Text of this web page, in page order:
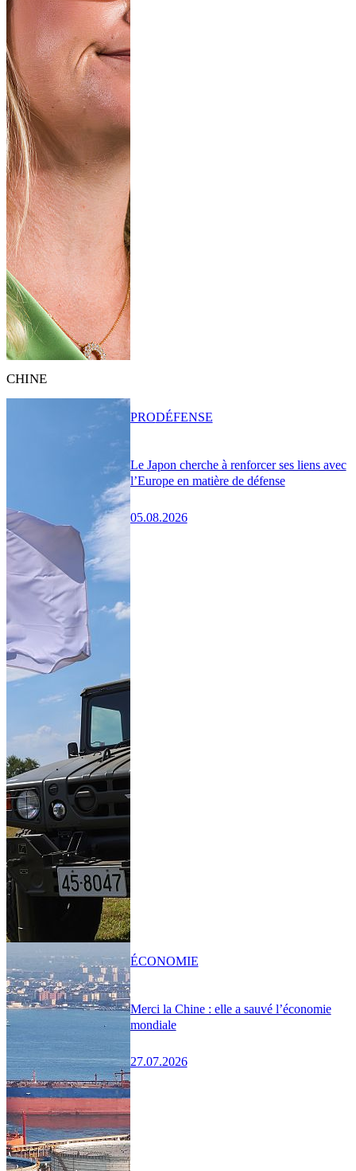
CHINE
Le Japon cherche à renforcer ses liens avec
l’Europe en matière de défense
05.08.2026
PRODÉFENSE
Merci la Chine : elle a sauvé l’économie
mondiale
27.07.2026
ÉCONOMIE